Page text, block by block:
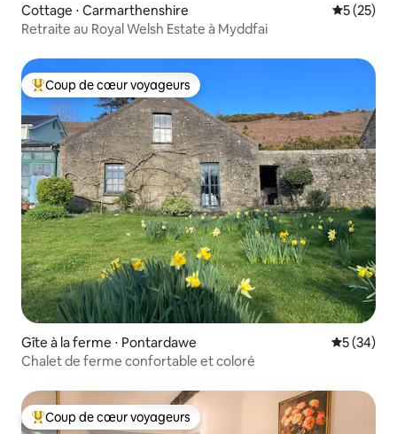
Cottage ⋅ Carmarthenshire
5 (25)
Retraite au Royal Welsh Estate à Myddfai
Coups de cœur voyageurs les plus appréciés
Coup de cœur voyageurs
Gîte à la ferme ⋅ Pontardawe
5 (34)
Chalet de ferme confortable et coloré
Coups de cœur voyageurs les plus appréciés
Coup de cœur voyageurs